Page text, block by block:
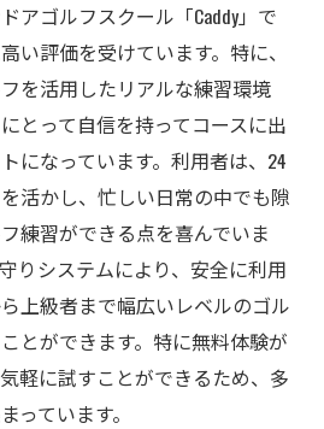
ルフコミュニティ
木市鳶尾にあるCaddyでゴルフ
めるゴルフ
おすすめの理由
を実感する
わかるCaddyの良さ
れるゴルフライフ
の新しい趣味
たり厚木市鳶尾Caddyの24時
アゴルフスクール「Caddy」で
い評価を受けています。特に、
を活用したリアルな練習環境
とって自信を持ってコースに出
になっています。利用者は、24
活かし、忙しい日常の中でも隙
練習ができる点を喜んでいま
りシステムにより、安全に利用
上級者まで幅広いレベルのゴル
とができます。特に無料体験が
軽に試すことができるため、多
っています。